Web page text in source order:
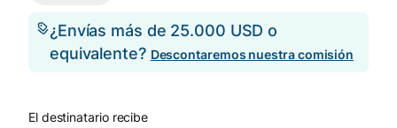
¿Envías más de 25.000 USD o
equivalente? Descontaremos nuestra comisión
El destinatario recibe